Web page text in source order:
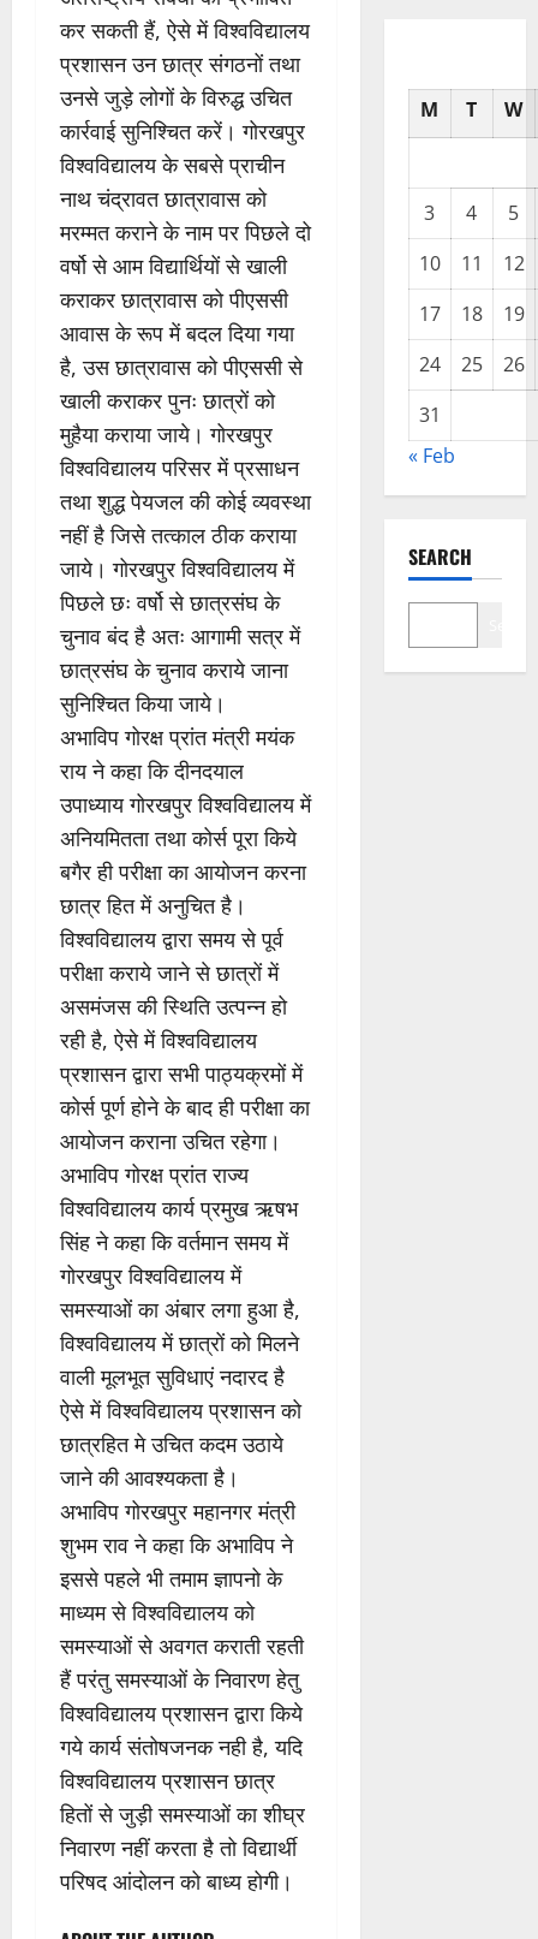
कर सकती हैं, ऐसे में विश्वविद्यालय
प्रशासन उन छात्र संगठनों तथा
उनसे जुड़े लोगों के विरुद्ध उचित
कार्रवाई सुनिश्चित करें। गोरखपुर
विश्वविद्यालय के सबसे प्राचीन
नाथ चंद्रावत छात्रावास को
मरम्मत कराने के नाम पर पिछले दो
वर्षो से आम विद्यार्थियों से खाली
कराकर छात्रावास को पीएससी
आवास के रूप में बदल दिया गया
है, उस छात्रावास को पीएससी से
खाली कराकर पुनः छात्रों को
मुहैया कराया जाये। गोरखपुर
विश्वविद्यालय परिसर में प्रसाधन
तथा शुद्ध पेयजल की कोई व्यवस्था
नहीं है जिसे तत्काल ठीक कराया
जाये। गोरखपुर विश्वविद्यालय में
पिछले छः वर्षो से छात्रसंघ के
चुनाव बंद है अतः आगामी सत्र में
छात्रसंघ के चुनाव कराये जाना
सुनिश्चित किया जाये।
अभाविप गोरक्ष प्रांत मंत्री मयंक
राय ने कहा कि दीनदयाल
उपाध्याय गोरखपुर विश्वविद्यालय में
अनियमितता तथा कोर्स पूरा किये
बगैर ही परीक्षा का आयोजन करना
छात्र हित में अनुचित है।
विश्वविद्यालय द्वारा समय से पूर्व
परीक्षा कराये जाने से छात्रों में
असमंजस की स्थिति उत्पन्न हो
रही है, ऐसे में विश्वविद्यालय
प्रशासन द्वारा सभी पाठ्यक्रमों में
कोर्स पूर्ण होने के बाद ही परीक्षा का
आयोजन कराना उचित रहेगा।
अभाविप गोरक्ष प्रांत राज्य
विश्वविद्यालय कार्य प्रमुख ऋषभ
सिंह ने कहा कि वर्तमान समय में
गोरखपुर विश्वविद्यालय में
समस्याओं का अंबार लगा हुआ है,
विश्वविद्यालय में छात्रों को मिलने
वाली मूलभूत सुविधाएं नदारद है
ऐसे में विश्वविद्यालय प्रशासन को
छात्रहित मे उचित कदम उठाये
जाने की आवश्यकता है।
अभाविप गोरखपुर महानगर मंत्री
शुभम राव ने कहा कि अभाविप ने
इससे पहले भी तमाम ज्ञापनो के
माध्यम से विश्वविद्यालय को
समस्याओं से अवगत कराती रहती
हैं परंतु समस्याओं के निवारण हेतु
विश्वविद्यालय प्रशासन द्वारा किये
गये कार्य संतोषजनक नही है, यदि
विश्वविद्यालय प्रशासन छात्र
हितों से जुड़ी समस्याओं का शीघ्र
निवारण नहीं करता है तो विद्यार्थी
परिषद आंदोलन को बाध्य होगी।
M T W
3 4
5
10
11
12
17
18
19
24
25
26
31
« Feb
SEARCH